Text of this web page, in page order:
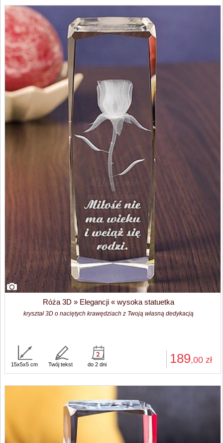
Róża 3D » Elegancji « wysoka statuetka
kryształ 3D o naciętych krawędziach z Twoją własną dedykacją
189,00 zł
15x5x5 cm Twój tekst do 2 dni